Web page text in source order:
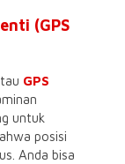
(GPS
GPS
untuk
posisi
Anda bisa